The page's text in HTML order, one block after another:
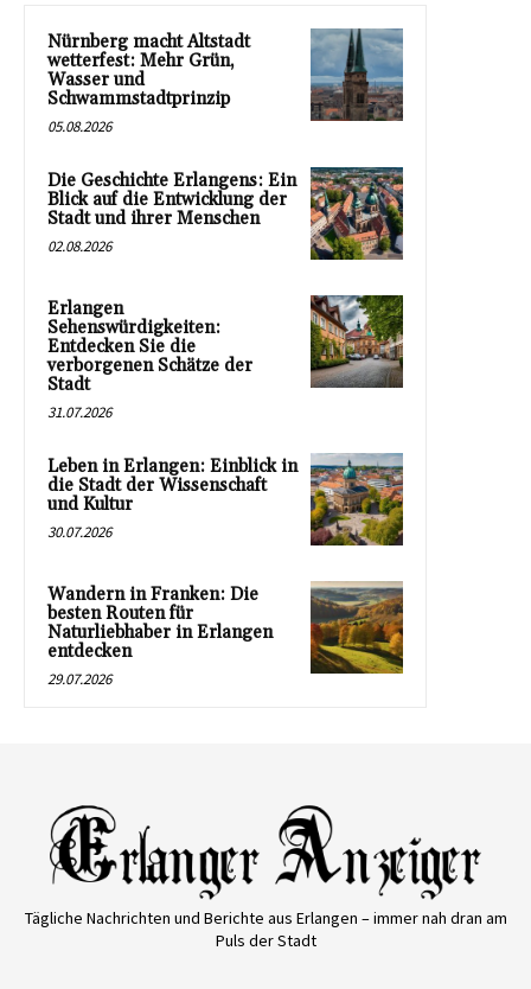
Nürnberg macht Altstadt
wetterfest: Mehr Grün,
Wasser und
Schwammstadtprinzip
05.08.2026
Die Geschichte Erlangens: Ein
Blick auf die Entwicklung der
Stadt und ihrer Menschen
02.08.2026
Erlangen
Sehenswürdigkeiten:
Entdecken Sie die
verborgenen Schätze der
Stadt
31.07.2026
Leben in Erlangen: Einblick in
die Stadt der Wissenschaft
und Kultur
30.07.2026
Wandern in Franken: Die
besten Routen für
Naturliebhaber in Erlangen
entdecken
29.07.2026
Tägliche Nachrichten und Berichte aus Erlangen – immer nah dran am
Puls der Stadt